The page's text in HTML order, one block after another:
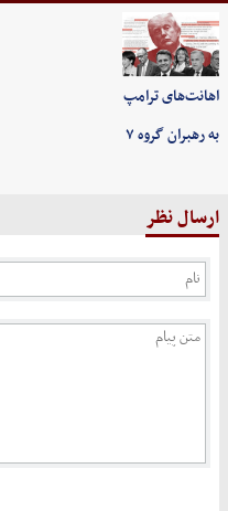
اهانت‌های ترامپ
به رهبران گروه ۷
ارسال نظر